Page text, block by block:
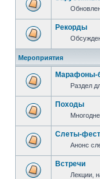
Рекорды
Мероприятия
Марафоны-
Раздел
Походы
Слеты-
Анонс
Встречи
Лекции,